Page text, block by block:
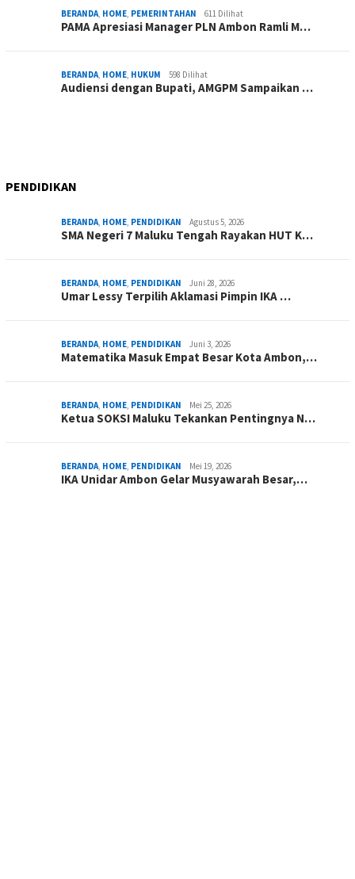
BERANDA, HOME, PEMERINTAHAN 611 Dilihat
PAMA Apresiasi Manager PLN Ambon Ramli M…
BERANDA, HOME, HUKUM 598 Dilihat
Audiensi dengan Bupati, AMGPM Sampaikan …
PENDIDIKAN
BERANDA, HOME, PENDIDIKAN Agustus 5, 2026
SMA Negeri 7 Maluku Tengah Rayakan HUT K…
BERANDA, HOME, PENDIDIKAN Juni 28, 2026
Umar Lessy Terpilih Aklamasi Pimpin IKA …
BERANDA, HOME, PENDIDIKAN Juni 3, 2026
Matematika Masuk Empat Besar Kota Ambon,…
BERANDA, HOME, PENDIDIKAN Mei 25, 2026
Ketua SOKSI Maluku Tekankan Pentingnya N…
BERANDA, HOME, PENDIDIKAN Mei 19, 2026
IKA Unidar Ambon Gelar Musyawarah Besar,…